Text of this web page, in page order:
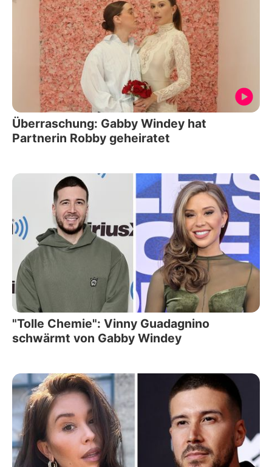
Überraschung: Gabby Windey hat
Partnerin Robby geheiratet
"Tolle Chemie": Vinny Guadagnino
schwärmt von Gabby Windey